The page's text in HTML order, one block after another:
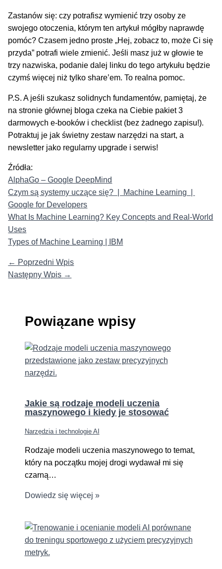
Zastanów się: czy potrafisz wymienić trzy osoby ze
swojego otoczenia, którym ten artykuł mógłby naprawdę
pomóc? Czasem jedno proste „Hej, zobacz to, może Ci się
przyda” potrafi wiele zmienić. Jeśli masz już w głowie te
trzy nazwiska, podanie dalej linku do tego artykułu będzie
czymś więcej niż tylko share’em. To realna pomoc.
P.S. A jeśli szukasz solidnych fundamentów, pamiętaj, że
na stronie głównej bloga czeka na Ciebie pakiet 3
darmowych e-booków i checklist (bez żadnego zapisu!).
Potraktuj je jak świetny zestaw narzędzi na start, a
newsletter jako regularny upgrade i serwis!
Źródła:
AlphaGo – Google DeepMind
Czym są systemy uczące się? | Machine Learning |
Google for Developers
What Is Machine Learning? Key Concepts and Real-World
Uses
Types of Machine Learning | IBM
← Poprzedni Wpis
Następny Wpis →
Powiązane wpisy
Jakie są rodzaje modeli uczenia
maszynowego i kiedy je stosować
Narzędzia i technologie AI
Rodzaje modeli uczenia maszynowego to temat,
który na początku mojej drogi wydawał mi się
czarną…
Dowiedz się więcej »